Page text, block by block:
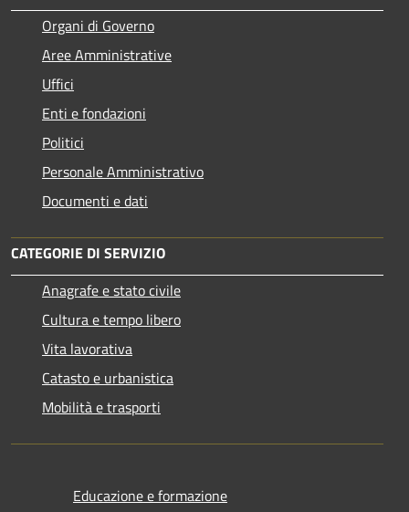
Organi di Governo
Aree Amministrative
Uffici
Enti e fondazioni
Politici
Personale Amministrativo
Documenti e dati
CATEGORIE DI SERVIZIO
Anagrafe e stato civile
Cultura e tempo libero
Vita lavorativa
Catasto e urbanistica
Mobilità e trasporti
Educazione e formazione